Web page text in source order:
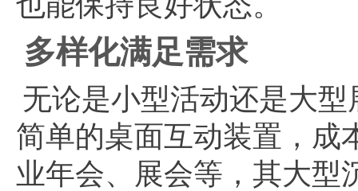
多样化满足需求
无论是小型活动还是大
简单的桌面互动装置，成
业年会、展会等，其大型